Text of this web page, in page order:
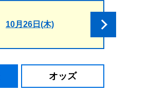
10月26日(木)
オッズ